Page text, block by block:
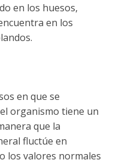
en los huesos,
en los
en que se
organismo tiene un
que la
fluctúe en
los valores normales